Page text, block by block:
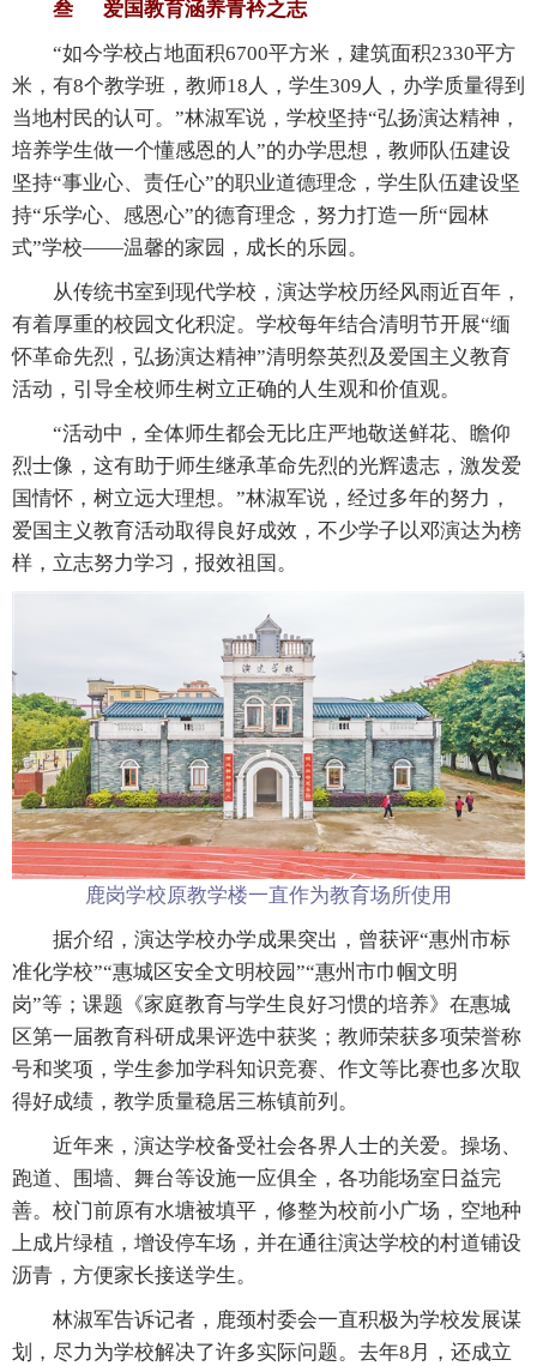
叁 爱国教育涵养青衿之志
“如今学校占地面积6700平方米，建筑面积2330平方
米，有8个教学班，教师18人，学生309人，办学质量得到
当地村民的认可。”林淑军说，学校坚持“弘扬演达精神，
培养学生做一个懂感恩的人”的办学思想，教师队伍建设
坚持“事业心、责任心”的职业道德理念，学生队伍建设坚
持“乐学心、感恩心”的德育理念，努力打造一所“园林
式”学校——温馨的家园，成长的乐园。
从传统书室到现代学校，演达学校历经风雨近百年，
有着厚重的校园文化积淀。学校每年结合清明节开展“缅
怀革命先烈，弘扬演达精神”清明祭英烈及爱国主义教育
活动，引导全校师生树立正确的人生观和价值观。
“活动中，全体师生都会无比庄严地敬送鲜花、瞻仰
烈士像，这有助于师生继承革命先烈的光辉遗志，激发爱
国情怀，树立远大理想。”林淑军说，经过多年的努力，
爱国主义教育活动取得良好成效，不少学子以邓演达为榜
样，立志努力学习，报效祖国。
鹿岗学校原教学楼一直作为教育场所使用
据介绍，演达学校办学成果突出，曾获评“惠州市标
准化学校”“惠城区安全文明校园”“惠州市巾帼文明
岗”等；课题《家庭教育与学生良好习惯的培养》在惠城
区第一届教育科研成果评选中获奖；教师荣获多项荣誉称
号和奖项，学生参加学科知识竞赛、作文等比赛也多次取
得好成绩，教学质量稳居三栋镇前列。
近年来，演达学校备受社会各界人士的关爱。操场、
跑道、围墙、舞台等设施一应俱全，各功能场室日益完
善。校门前原有水塘被填平，修整为校前小广场，空地种
上成片绿植，增设停车场，并在通往演达学校的村道铺设
沥青，方便家长接送学生。
林淑军告诉记者，鹿颈村委会一直积极为学校发展谋
划，尽力为学校解决了许多实际问题。去年8月，还成立